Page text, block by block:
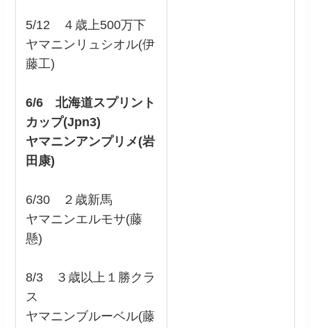
5/12 ４歳上500万下
ヤマニンリュシオル(伊
藤工)
6/6 北海道スプリント
カップ(Jpn3)
ヤマニンアンプリメ(岩
田康)
6/30 ２歳新馬
ヤマニンエルモサ(藤
懸)
8/3 ３歳以上１勝クラ
ス
ヤマニンブルーベル(藤